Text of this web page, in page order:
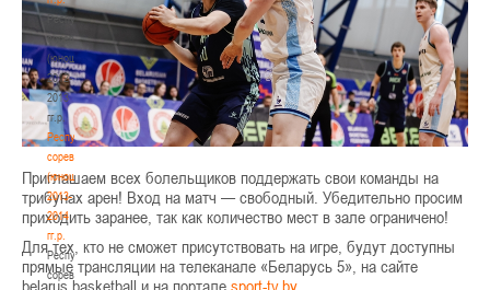
Республиканские
соревнования
(юноши)
2012-
2013
гг.р.
Республиканские
соревнования
(юноши)
2013-
2014
гг.р.
Республиканские
соревнования
Приглашаем всех болельщиков поддержать свои команды на
трибунах арен! Вход на матч — свободный. Убедительно просим
приходить заранее, так как количество мест в зале ограничено!
Для тех, кто не сможет присутствовать на игре, будут доступны
прямые трансляции на телеканале «Беларусь 5», на сайте
belarus.basketball и на портале sport-tv.by.